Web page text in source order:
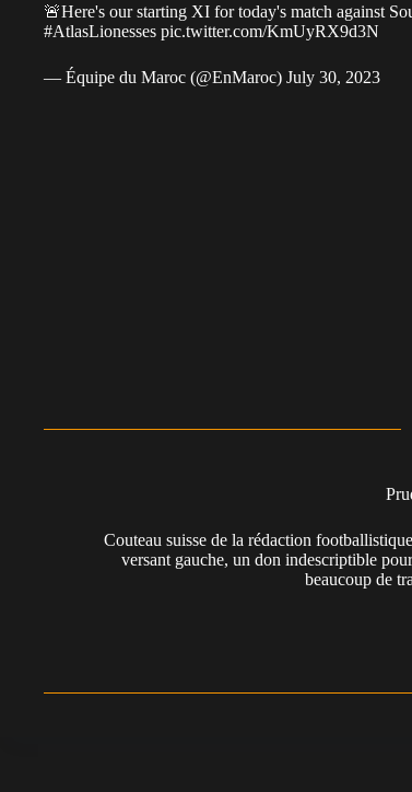
🚨Here's our starting XI for today's match against
#AtlasLionesses pic.twitter.com/KmUyRX9d3N
— Équipe du Maroc (@EnMaroc) July 30, 2023
Couteau suisse de la rédaction
versant gauche, un don indescriptible
beaucoup de